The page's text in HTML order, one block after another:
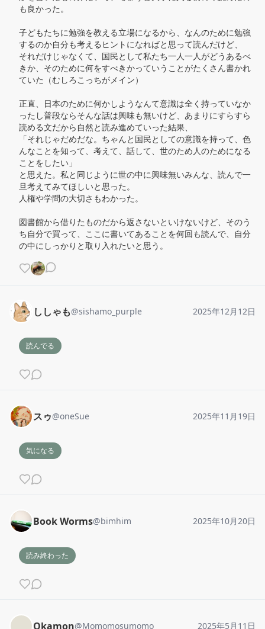
も良かった。
子どもたちに勉強を教える立場になるから、なんのために勉強
するのか自分も考えるヒントになればと思って読んだけど、
それだけじゃなくて、国民として私たち一人一人がどうあるべ
きか、そのために何をすべきかっていうことがたくさん書かれ
ていた（むしろこっちがメイン）
正直、日本のために何かしようなんて意識は全く持っていなか
ったし普段ならそんな話は興味も無いけど、あまりにすらすら
読める文だから自然と読み進めていった結果、
「それじゃだめだな。ちゃんと国民としての意識を持って、色
んなことを知って、考えて、話して、世のため人のためになる
ことをしたい」
と思えた。私と同じように世の中に興味無いみんな、読んで一
旦考えてみてほしいと思った。
人権や学問の大切さもわかった。
図書館から借りたものだから返さないといけないけど、そのう
ち自分で買って、ここに書いてあることを何回も読んで、自分
の中にしっかりと取り入れたいと思う。
ししゃも@sishamo_purple 2025年12月12日
読んでる
スゥ@oneSue 2025年11月19日
気になる
Book Worms@bimhim 2025年10月20日
読み終わった
Okamon@Momomosumomo 2025年5月11日